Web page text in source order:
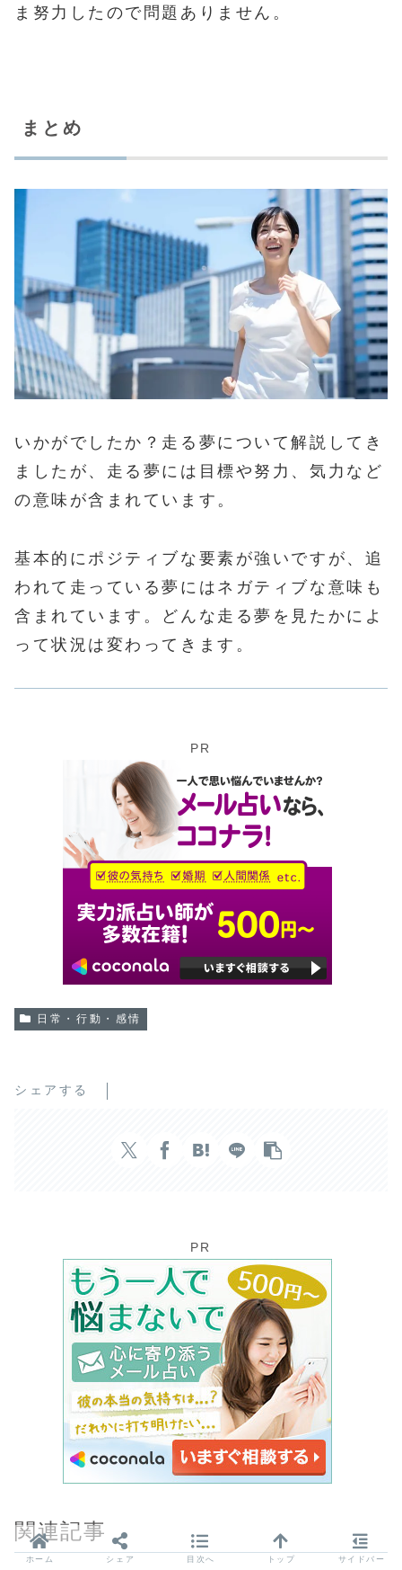
ま努力したので問題ありません。
まとめ
いかがでしたか？走る夢について解説してき
ましたが、走る夢には目標や努力、気力など
の意味が含まれています。
基本的にポジティブな要素が強いですが、追
われて走っている夢にはネガティブな意味も
含まれています。どんな走る夢を見たかによ
って状況は変わってきます。
PR
日常・行動・感情
シェアする
PR
関連記事
ホーム シェア 目次へ トップ サイドバー